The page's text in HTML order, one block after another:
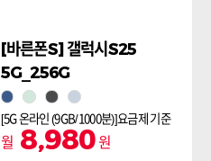
[바른폰S] 갤럭시S25
5G_256G
네이비민트 실버쉐도우아이스블루
[5G 온라인 (9GB/1000분)]요금제 기준
월 8,980원